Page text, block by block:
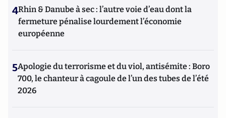
4Rhin & Danube à sec : l’autre voie d’eau dont la
fermeture pénalise lourdement l’économie
européenne
5Apologie du terrorisme et du viol, antisémite : Boro
700, le chanteur à cagoule de l’un des tubes de l’été
2026